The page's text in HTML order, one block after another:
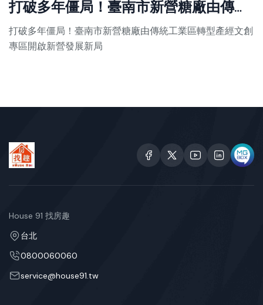
打破多年僵局！臺南市新營糖廠由傳統工業區轉型產經文創專區開啟新營發展新局
打破多年僵局！臺南市新營糖廠由傳統工業區轉型產經文創
專區開啟新營發展新局
House 91 找房趣
台北
0800060060
service@house91.tw